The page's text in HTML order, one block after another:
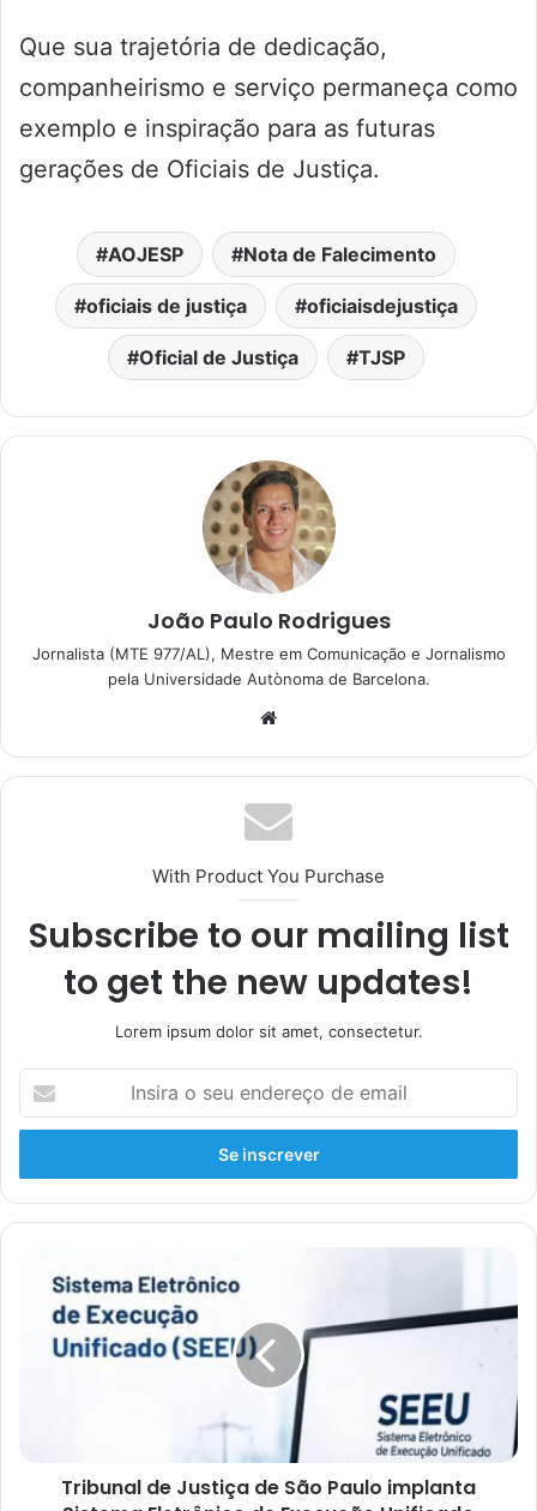
Que sua trajetória de dedicação,
companheirismo e serviço permaneça como
exemplo e inspiração para as futuras
gerações de Oficiais de Justiça.
AOJESP Nota de Falecimento
oficiais de justiça oficiaisdejustiça
Oficial de Justiça TJSP
João Paulo Rodrigues
Jornalista (MTE 977/AL), Mestre em Comunicação e Jornalismo
pela Universidade Autònoma de Barcelona.
With Product You Purchase
Subscribe to our mailing list
to get the new updates!
Lorem ipsum dolor sit amet, consectetur.
Tribunal de Justiça de São Paulo implanta